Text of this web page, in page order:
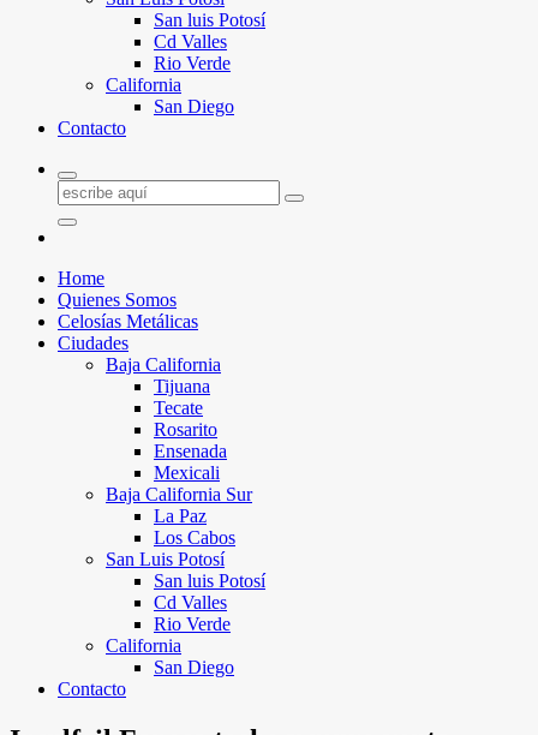
San luis Potosí
Cd Valles
Rio Verde
California
San Diego
Contacto
Home
Quienes Somos
Celosías Metálicas
Ciudades
Baja California
Tijuana
Tecate
Rosarito
Ensenada
Mexicali
Baja California Sur
La Paz
Los Cabos
San Luis Potosí
San luis Potosí
Cd Valles
Rio Verde
California
San Diego
Contacto